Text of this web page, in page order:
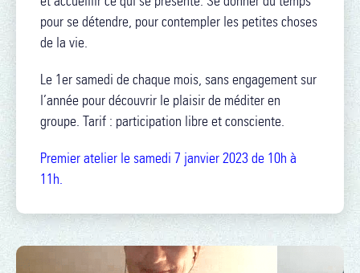
pour se détendre, pour contempler les petites choses
de la vie.
Le 1er samedi de chaque mois, sans engagement sur
l’année pour découvrir le plaisir de méditer en
groupe. Tarif : participation libre et consciente.
Premier atelier le samedi 7 janvier 2023 de 10h à
11h.